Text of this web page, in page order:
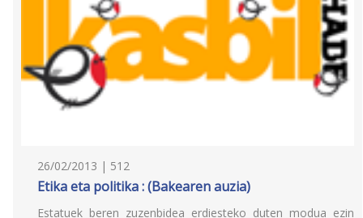
26/02/2013 | 512
Etika eta politika : (Bakearen auzia)
Estatuek beren zuzenbidea erdiesteko duten modua ezin